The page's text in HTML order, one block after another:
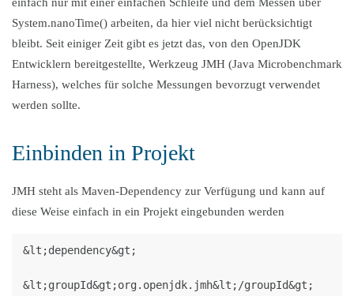
System.nanoTime() arbeiten, da hier viel nicht berücksichtigt
bleibt. Seit einiger Zeit gibt es jetzt das, von den OpenJDK
Entwicklern bereitgestellte, Werkzeug JMH (Java Microbenchmark
Harness), welches für solche Messungen bevorzugt verwendet
werden sollte.
Einbinden in Projekt
JMH steht als Maven-Dependency zur Verfügung und kann auf
diese Weise einfach in ein Projekt eingebunden werden
&lt;dependency&gt;
&lt;groupId&gt;org.openjdk.jmh&lt;/groupId&gt;